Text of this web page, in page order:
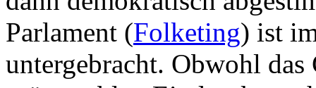
Parlament (Folketing) ist
untergebracht. Obwohl